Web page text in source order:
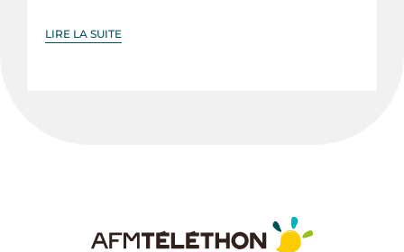
LIRE LA SUITE